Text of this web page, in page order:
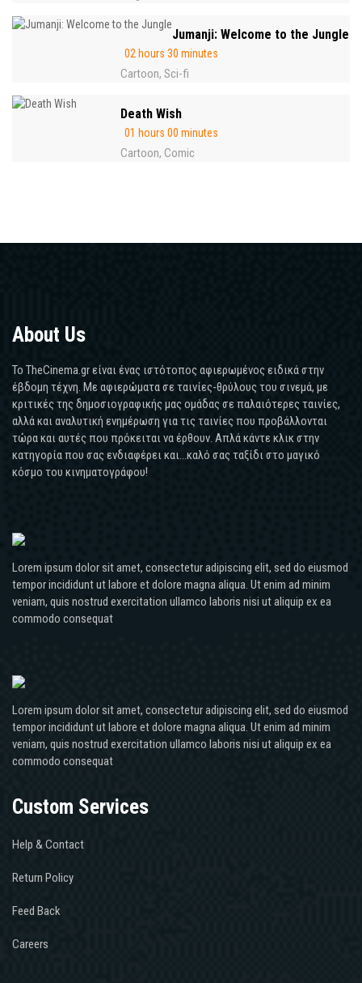
Jumanji: Welcome to the Jungle
02 hours 30 minutes
Cartoon, Sci-fi
Death Wish
01 hours 00 minutes
Cartoon, Comic
About Us
Το TheCinema.gr είναι ένας ιστότοπος αφιερωμένος ειδικά στην
έβδομη τέχνη. Με αφιερώματα σε ταινίες-θρύλους του σινεμά, με
κριτικές της δημοσιογραφικής μας ομάδας σε παλαιότερες ταινίες,
αλλά και αναλυτική ενημέρωση για τις ταινίες που προβάλλονται
τώρα και αυτές που πρόκειται να έρθουν. Απλά κάντε κλικ στην
κατηγορία που σας ενδιαφέρει και...καλό σας ταξίδι στο μαγικό
κόσμο του κινηματογράφου!
Lorem ipsum dolor sit amet, consectetur adipiscing elit, sed do eiusmod
tempor incididunt ut labore et dolore magna aliqua. Ut enim ad minim
veniam, quis nostrud exercitation ullamco laboris nisi ut aliquip ex ea
commodo consequat
Lorem ipsum dolor sit amet, consectetur adipiscing elit, sed do eiusmod
tempor incididunt ut labore et dolore magna aliqua. Ut enim ad minim
veniam, quis nostrud exercitation ullamco laboris nisi ut aliquip ex ea
commodo consequat
Custom Services
Help & Contact
Return Policy
Feed Back
Careers